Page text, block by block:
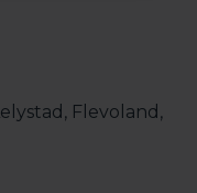
Flevoland,